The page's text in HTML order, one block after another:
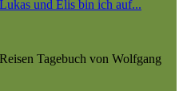
und Elis bin ich auf...
Tagebuch von Wolfgang